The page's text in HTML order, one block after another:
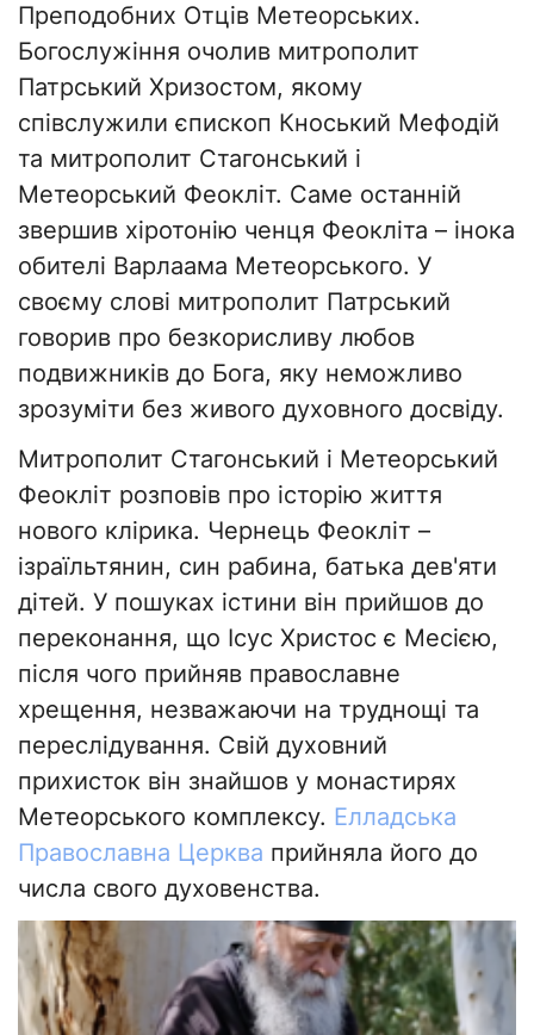
Преподобних Отців Метеорських.
Богослужіння очолив митрополит
Патрський Хризостом, якому
співслужили єпископ Кноський Мефодій
та митрополит Стагонський і
Метеорський Феокліт. Саме останній
звершив хіротонію ченця Феокліта – інока
обителі Варлаама Метеорського. У
своєму слові митрополит Патрський
говорив про безкорисливу любов
подвижників до Бога, яку неможливо
зрозуміти без живого духовного досвіду.
Митрополит Стагонський і Метеорський
Феокліт розповів про історію життя
нового клірика. Чернець Феокліт –
ізраїльтянин, син рабина, батька дев'яти
дітей. У пошуках істини він прийшов до
переконання, що Ісус Христос є Месією,
після чого прийняв православне
хрещення, незважаючи на труднощі та
переслідування. Свій духовний
прихисток він знайшов у монастирях
Метеорського комплексу. Елладська
Православна Церква прийняла його до
числа свого духовенства.